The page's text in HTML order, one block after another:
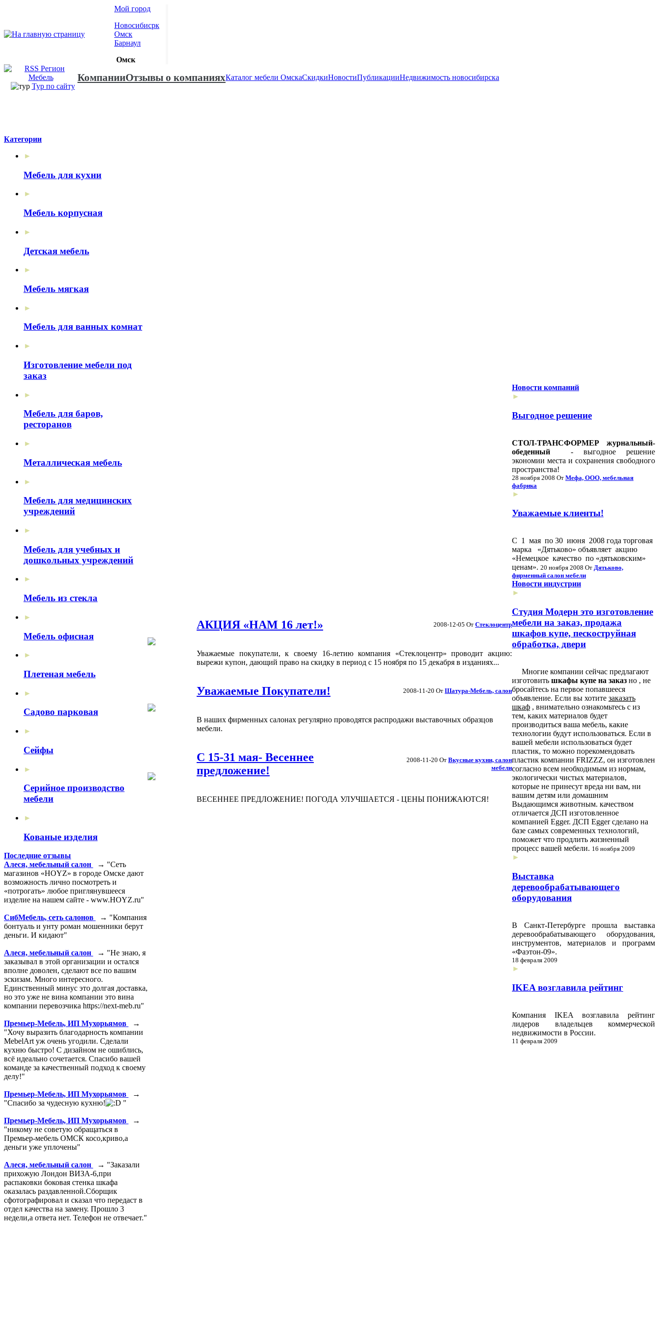
Мой город
Новосибисрк
Омск
Барнаул
Омск
Тур по сайту
КомпанииОтзывы о компанияхКаталог мебели ОмскаСкидкиНовостиПубликацииНедвижимость новосибирска
Категории
►
Мебель для кухни
►
Мебель корпусная
►
Детская мебель
►
Мебель мягкая
►
Мебель для ванных комнат
►
Изготовление мебели под
заказ
►
Мебель для баров,
ресторанов
►
Металлическая мебель
►
Мебель для медицинских
учреждений
►
Мебель для учебных и
дошкольных учреждений
►
Мебель из стекла
►
Мебель офисная
►
Плетеная мебель
►
Садово парковая
►
Сейфы
►
Серийное производство
мебели
►
Кованые изделия
Последние отзывы
Алеся, мебельный салон
→ "Сеть
магазинов «HOYZ» в городе Омске дают
возможность лично посмотреть и
«потрогать» любое приглянувшееся
изделие на нашем сайте - www.HOYZ.ru"
СибМебель, сеть салонов
→ "Компания
бонтуаль и унту роман мошенники берут
деньги. И кидают"
Алеся, мебельный салон
→ "Не знаю, я
заказывал в этой организации и остался
вполне доволен, сделают все по вашим
эскизам. Много интересного.
Единственный минус это долгая доставка,
но это уже не вина компании это вина
компании перевозчика https://next-meb.ru"
Премьер-Мебель, ИП Мухорьямов
→
"Хочу выразить благодарность компании
MebelArt уж очень угодили. Сделали
кухню быстро! С дизайном не ошиблись,
всё идеально сочетается. Спасибо вашей
команде за качественный подход к своему
делу!"
Премьер-Мебель, ИП Мухорьямов
→
"Спасибо за чудесную кухню!
"
Премьер-Мебель, ИП Мухорьямов
→
"никому не советую обращаться в
Премьер-мебель ОМСК косо,криво,а
деньги уже уплочены"
Алеся, мебельный салон
→ "Заказали
прихожую Лондон ВИЗА-6,при
распаковки боковая стенка шкафа
оказалась раздавленной.Сборщик
сфотографировал и сказал что передаст в
отдел качества на замену. Прошло 3
недели,а ответа нет. Телефон не отвечает."
АКЦИЯ «НАМ 16 лет!» 2008-12-05 От Стеклоцентр
Уважаемые покупатели, к своему 16-летию компания «Стеклоцентр» проводит акцию:
вырежи купон, дающий право на скидку в период с 15 ноября по 15 декабря в изданиях...
Уважаемые Покупатели! 2008-11-20 От Шатура-Мебель, салон
В наших фирменных салонах регулярно проводятся распродажи выставочных образцов
мебели.
С 15-31 мая- Весеннее
предложение!
2008-11-20 От Вкусные кухни, салон
мебели
ВЕСЕННЕЕ ПРЕДЛОЖЕНИЕ! ПОГОДА УЛУЧШАЕТСЯ - ЦЕНЫ ПОНИЖАЮТСЯ!
Новости компаний
►
Выгодное решение
СТОЛ-ТРАНСФОРМЕР
журнальный-
обеденный - выгодное решение
экономии места и сохранения свободного
пространства!
28 ноября 2008 От Мефа, ООО, мебельная
фабрика
►
Уважаемые клиенты!
С 1 мая по 30 июня 2008 года торговая
марка «Дятьково» объявляет акцию
«Немецкое качество по «дятьковским»
ценам». 20 ноября 2008 От Дятьково,
фирменный салон мебели
Новости индустрии
►
Студия Модерн это изготовление
мебели на заказ, продажа
шкафов купе, пескоструйная
обработка, двери
Многие компании сейчас предлагают
изготовить шкафы купе на заказ но , не
бросайтесь на первое попавшееся
объявление. Если вы хотите заказать
шкаф , внимательно ознакомьтесь с из
тем, каких материалов будет
производиться ваша мебель, какие
технологии будут использоваться. Если в
вашей мебели использоваться будет
пластик, то можно порекомендовать
пластик компании FRIZZZ, он изготовлен
согласно всем необходимым из нормам,
экологически чистых материалов,
которые не принесут вреда ни вам, ни
вашим детям или домашним
Выдающимся животным. качеством
отличается ДСП изготовленное
компанией Egger. ДСП Egger сделано на
базе самых современных технологий,
поможет что продлить жизненный
процесс вашей мебели. 16 ноября 2009
►
Выставка
деревообрабатывающего
оборудования
В Санкт-Петербурге прошла выставка
деревообрабатывающего оборудования,
инструментов, материалов и программ
«Фаэтон-09».
18 февраля 2009
►
IKEA возглавила рейтинг
Компания IKEA возглавила рейтинг
лидеров владельцев коммерческой
недвижимости в России.
11 февраля 2009